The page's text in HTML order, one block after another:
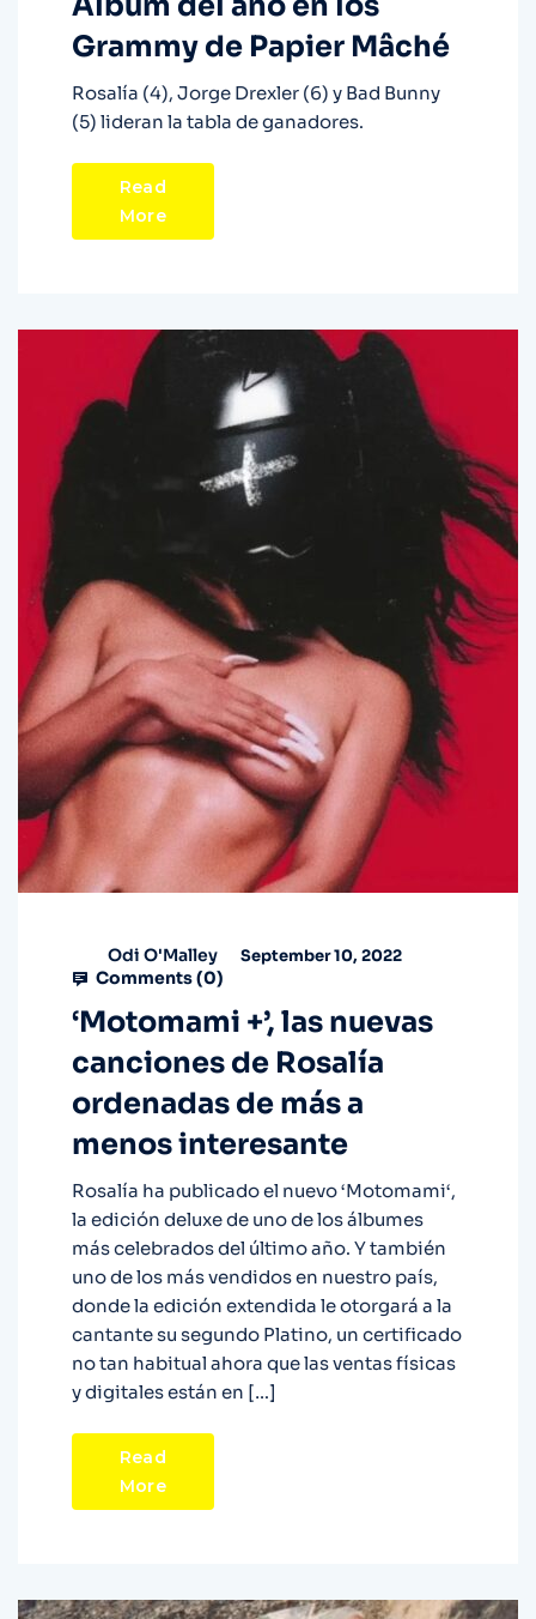
Grammy de Papier Mâché
Rosalía (4), Jorge Drexler (6) y Bad Bunny
(5) lideran la tabla de ganadores.
Read
More
Odi O'Malley September 10, 2022
Comments (0)
‘Motomami +’, las nuevas
canciones de Rosalía
ordenadas de más a
menos interesante
Rosalía ha publicado el nuevo ‘Motomami‘,
la edición deluxe de uno de los álbumes
más celebrados del último año. Y también
uno de los más vendidos en nuestro país,
donde la edición extendida le otorgará a la
cantante su segundo Platino, un certificado
no tan habitual ahora que las ventas físicas
y digitales están en […]
Read
More